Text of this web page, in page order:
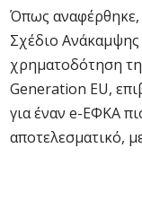
Όπως αναφέρθηκε,
Σχέδιο Ανάκαμψης
χρηματοδότηση
Generation EU,
για έναν e-ΕΦΚΑ
αποτελεσματικό,